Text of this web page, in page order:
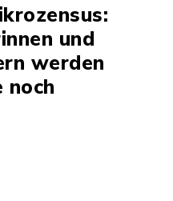
und
werden
noch